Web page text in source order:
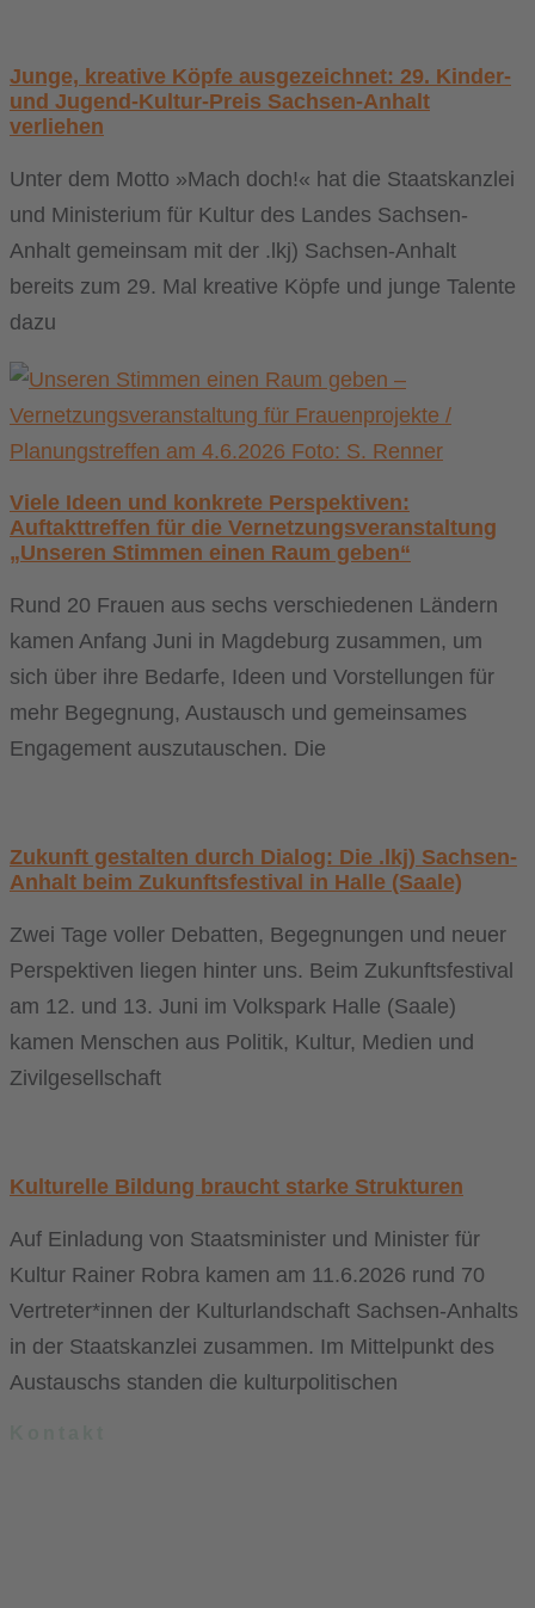
Junge, kreative Köpfe ausgezeichnet: 29. Kinder-
und Jugend-Kultur-Preis Sachsen-Anhalt
verliehen
Unter dem Motto »Mach doch!« hat die Staatskanzlei
und Ministerium für Kultur des Landes Sachsen-
Anhalt gemeinsam mit der .lkj) Sachsen-Anhalt
bereits zum 29. Mal kreative Köpfe und junge Talente
dazu
Viele Ideen und konkrete Perspektiven:
Auftakttreffen für die Vernetzungsveranstaltung
„Unseren Stimmen einen Raum geben“
Rund 20 Frauen aus sechs verschiedenen Ländern
kamen Anfang Juni in Magdeburg zusammen, um
sich über ihre Bedarfe, Ideen und Vorstellungen für
mehr Begegnung, Austausch und gemeinsames
Engagement auszutauschen. Die
Zukunft gestalten durch Dialog: Die .lkj) Sachsen-
Anhalt beim Zukunftsfestival in Halle (Saale)
Zwei Tage voller Debatten, Begegnungen und neuer
Perspektiven liegen hinter uns. Beim Zukunftsfestival
am 12. und 13. Juni im Volkspark Halle (Saale)
kamen Menschen aus Politik, Kultur, Medien und
Zivilgesellschaft
Kulturelle Bildung braucht starke Strukturen
Auf Einladung von Staatsminister und Minister für
Kultur Rainer Robra kamen am 11.6.2026 rund 70
Vertreter*innen der Kulturlandschaft Sachsen-Anhalts
in der Staatskanzlei zusammen. Im Mittelpunkt des
Austauschs standen die kulturpolitischen